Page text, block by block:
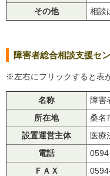
その他 相談
障害者総合相談支援セ
※左右にフリックすると表
名称
障害
所在地
桑名
設置運営主体
医療
電話
ＦＡＸ